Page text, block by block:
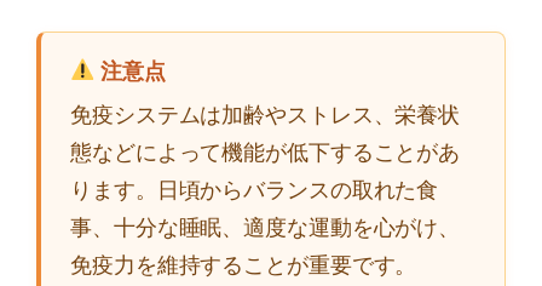
注意点
免疫システムは加齢やストレス、栄養状
態などによって機能が低下することがあ
ります。日頃からバランスの取れた食
事、十分な睡眠、適度な運動を心がけ、
免疫力を維持することが重要です。